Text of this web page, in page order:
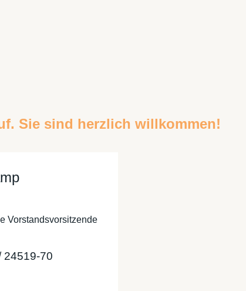
Sie sind herzlich willkommen!
Vorstandsvorsitzende
24519-70